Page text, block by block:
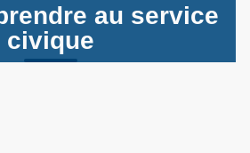
au service
civique